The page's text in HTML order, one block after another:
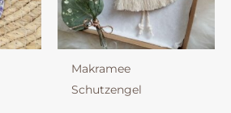
Makramee
Schutzengel